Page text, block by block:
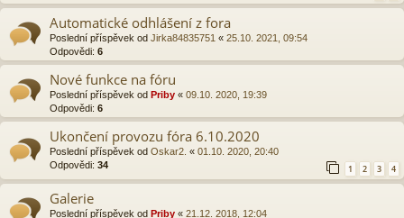
Automatické odhlášení z fora
Poslední příspěvek od Jirka84835751 « 25.10. 2021, 09:54
Odpovědi: 6
Nové funkce na fóru
Poslední příspěvek od Priby « 09.10. 2020, 19:39
Odpovědi: 6
Ukončení provozu fóra 6.10.2020
Poslední příspěvek od Oskar2. « 01.10. 2020, 20:40
Odpovědi: 34 1 2 3 4
Galerie
Poslední příspěvek od Priby « 21.12. 2018, 12:04